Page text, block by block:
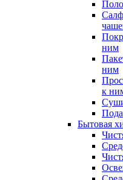
ним
ним
к
Бытовая